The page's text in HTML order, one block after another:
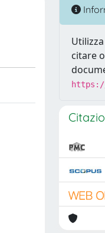
citare